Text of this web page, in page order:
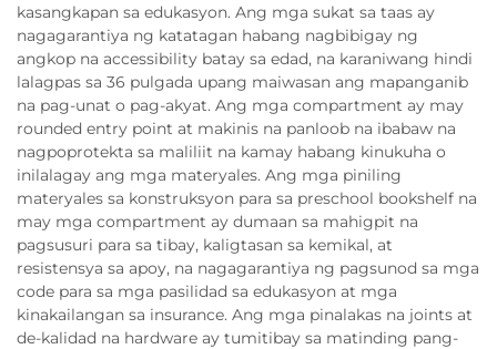
kasangkapan sa edukasyon. Ang mga sukat sa taas ay
nagagarantiya ng katatagan habang nagbibigay ng
angkop na accessibility batay sa edad, na karaniwang hindi
lalagpas sa 36 pulgada upang maiwasan ang mapanganib
na pag-unat o pag-akyat. Ang mga compartment ay may
rounded entry point at makinis na panloob na ibabaw na
nagpoprotekta sa maliliit na kamay habang kinukuha o
inilalagay ang mga materyales. Ang mga piniling
materyales sa konstruksyon para sa preschool bookshelf na
may mga compartment ay dumaan sa mahigpit na
pagsusuri para sa tibay, kaligtasan sa kemikal, at
resistensya sa apoy, na nagagarantiya ng pagsunod sa mga
code para sa mga pasilidad sa edukasyon at mga
kinakailangan sa insurance. Ang mga pinalakas na joints at
de-kalidad na hardware ay tumitibay sa matinding pang-